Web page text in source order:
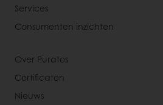
Services
Consumenten inzichten
Over Puratos
Certificaten
Nieuws